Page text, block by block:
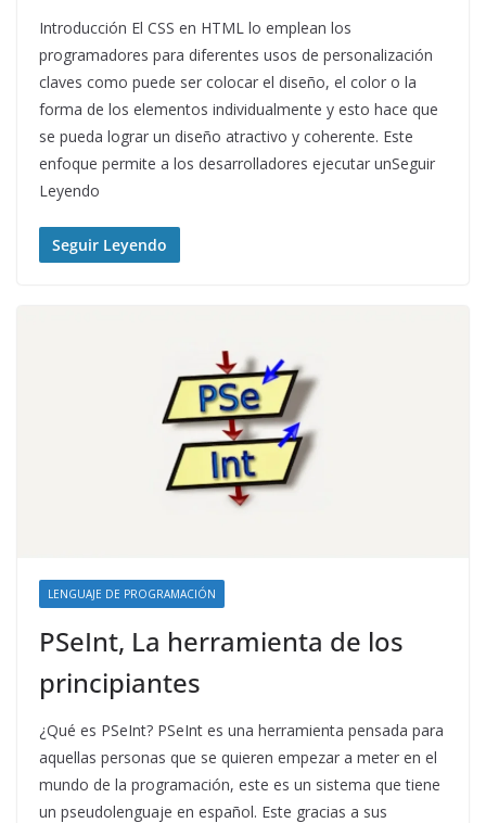
Introducción El CSS en HTML lo emplean los
programadores para diferentes usos de personalización
claves como puede ser colocar el diseño, el color o la
forma de los elementos individualmente y esto hace que
se pueda lograr un diseño atractivo y coherente. Este
enfoque permite a los desarrolladores ejecutar unSeguir
Leyendo
Seguir Leyendo
LENGUAJE DE PROGRAMACIÓN
PSeInt, La herramienta de los
principiantes
¿Qué es PSeInt? PSeInt es una herramienta pensada para
aquellas personas que se quieren empezar a meter en el
mundo de la programación, este es un sistema que tiene
un pseudolenguaje en español. Este gracias a sus